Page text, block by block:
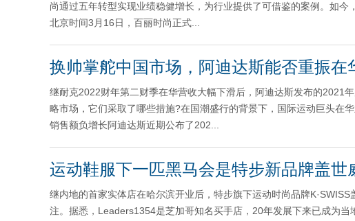
尚通过五年转型实现业绩稳健增长，为行业提供了可借鉴的案例。如
北京时间3月16日，百丽时尚正式...
换帅掌舵中国市场，阿迪达斯能否重振在
继耐克2022财年第二财季在华营收大幅下滑后，阿迪达斯发布的2021
略市场，它们采取了哪些措施?在国潮盛行的背景下，国际运动巨头在
销售额负增长阿迪达斯近期公布了202...
运动鞋服下一匹黑马会是特步新品牌盖世
继内地的首家实体店在哈尔滨开业后，特步旗下运动时尚品牌
注。据悉，Leaders1354是芝加哥知名买手店，20年发展下来已成为